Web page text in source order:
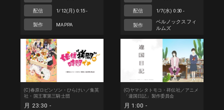
配信 1/12(月) 0:15 -
製作 MAPPA
配信 1/7(水) 0:30 -
製作
ベルノックスフィ
ルムズ
(C)春原ロビンソン・ひらけい／集英
社・国王軍第三騎士団
月 23:30 -
(C)ヤマシタトモコ・祥伝社／アニメ
「違国日記」製作委員会
月 1:00 -